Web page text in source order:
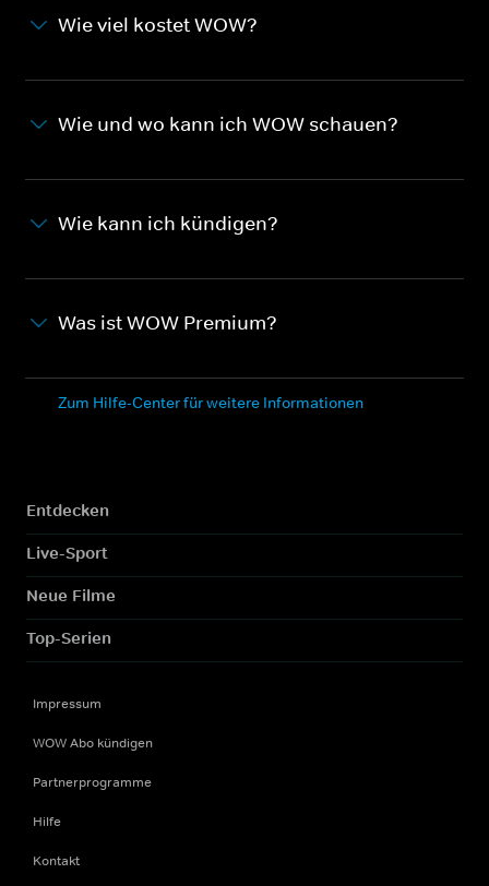
Wie viel kostet WOW?
Wie und wo kann ich WOW schauen?
Wie kann ich kündigen?
Was ist WOW Premium?
Zum Hilfe-Center für weitere Informationen
Entdecken
Live-Sport
Neue Filme
Top-Serien
Impressum
WOW Abo kündigen
Partnerprogramme
Hilfe
Kontakt